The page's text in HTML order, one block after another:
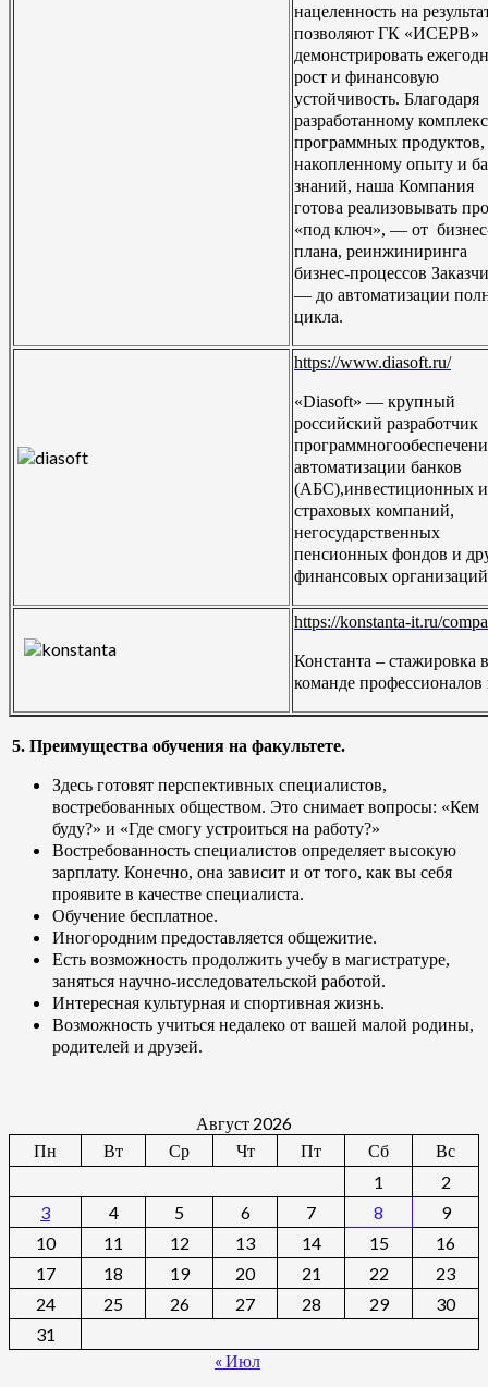
нацеленность на
позволяют ГК «ИСЕРВ»
демонстрировать
рост и финансовую
устойчивость. Благодаря
разработанному
программных продуктов,
накопленному опыту и
знаний, наша Компания
готова реализовывать
«под ключ», — от
плана, реинжиниринга
бизнес-процессов
— до автоматизации
цикла.
https://www.diasoft.ru/
«Diasoft» — крупный
российский разработчик
автоматизации банков
(АБС),инвестиционных и
страховых компаний,
негосударственных
пенсионных фондов и
финансовых
https://konstanta-it.ru/
Константа – стажировка в
команде
5. Преимущества обучения на факультете.
Здесь готовят перспективных специалистов,
востребованных обществом. Это снимает вопросы: «Кем
буду?» и «Где смогу устроиться на работу?»
Востребованность специалистов определяет высокую
зарплату. Конечно, она зависит и от того, как вы себя
проявите в качестве специалиста.
Обучение бесплатное.
Иногородним предоставляется общежитие.
Есть возможность продолжить учебу в магистратуре,
заняться научно-исследовательской работой.
Интересная культурная и спортивная жизнь.
Возможность учиться недалеко от вашей малой родины,
родителей и друзей.
Август 2026
Пн
Вт Ср Чт Пт Сб
Вс
1
2
3
4 5 6 7 8
9
10
11 12 13 14 15
16
17
18 19 20 21 22
23
24
25 26 27 28 29
30
31
« Июл